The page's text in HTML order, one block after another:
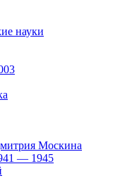
науки
Москина
— 1945